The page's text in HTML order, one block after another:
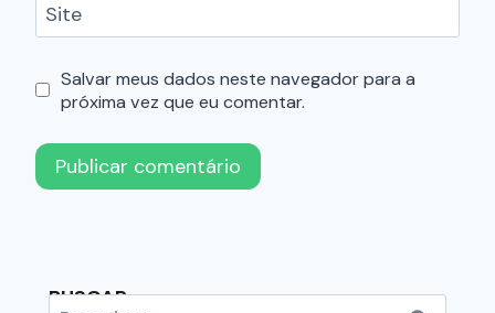
Site
Salvar meus dados neste navegador para a
próxima vez que eu comentar.
BUSCAR